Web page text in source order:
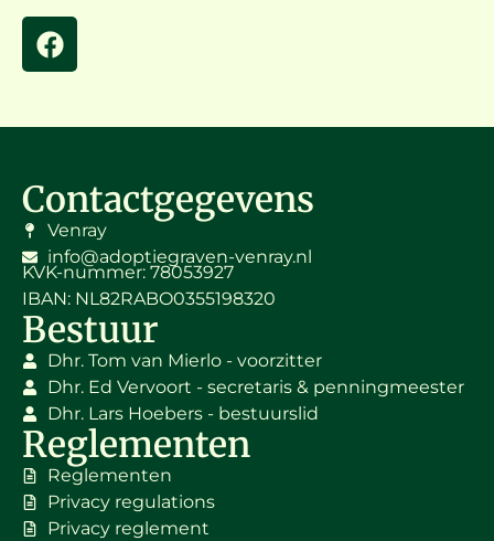
Contactgegevens
Venray
info@adoptiegraven-venray.nl
KVK-nummer: 78053927
IBAN: NL82RABO0355198320
Bestuur
Dhr. Tom van Mierlo - voorzitter
Dhr. Ed Vervoort - secretaris & penningmeester
Dhr. Lars Hoebers - bestuurslid
Reglementen
Reglementen
Privacy regulations
Privacy reglement